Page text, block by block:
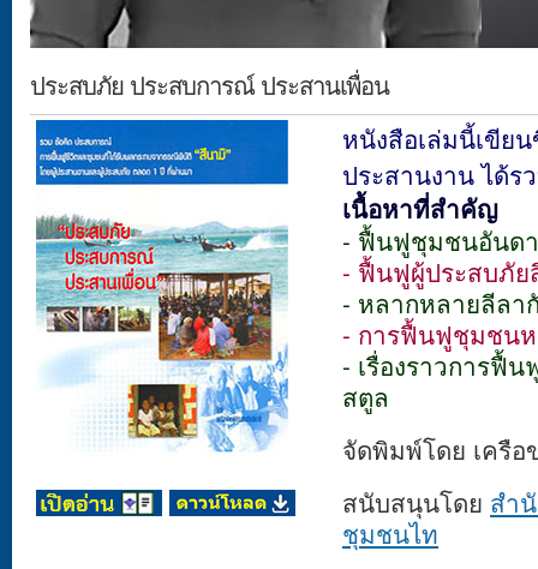
ประสบภัย ประสบการณ์ ประสานเพื่อน
หนังสือเล่มนี้เขีย
ประสานงาน ได้
เนื้อหาที่สำคัญ
- ฟื้นฟูชุมชนอันด
- ฟื้นฟูผู้ประสบภั
- หลากหลายลีล
- การฟื้นฟูชุมชนห
- เรื่องราวการฟื้
สตูล
จัดพิมพ์โดย เครื
สนับสนุนโดย สำ
ชุมชนไท